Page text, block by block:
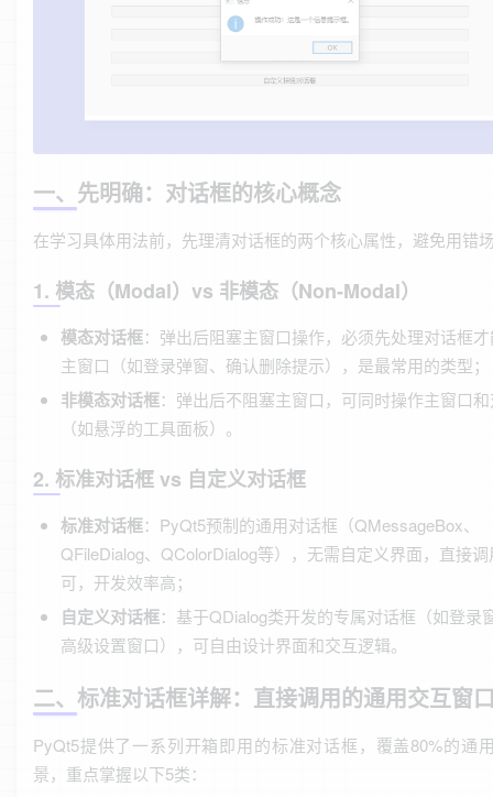
一、先明确：对话框的核心概念
在学习具体用法前，先理清对话框的两个核心属性，避免用错
1. 模态（Modal）vs 非模态（Non-Modal）
模态对话框：弹出后阻塞主窗口操作，必须先处理对话框
主窗口（如登录弹窗、确认删除提示），是最常用的类型；
非模态对话框：弹出后不阻塞主窗口，可同时操作主窗口
（如悬浮的工具面板）。
2. 标准对话框 vs 自定义对话框
标准对话框：PyQt5预制的通用对话框（QMessageBox、
QFileDialog、QColorDialog等），无需自定义界面，直接
可，开发效率高；
自定义对话框：基于QDialog类开发的专属对话框（如登录
高级设置窗口），可自由设计界面和交互逻辑。
二、标准对话框详解：直接调用的通用交互窗
PyQt5提供了一系列开箱即用的标准对话框，覆盖80%的通
景，重点掌握以下5类：